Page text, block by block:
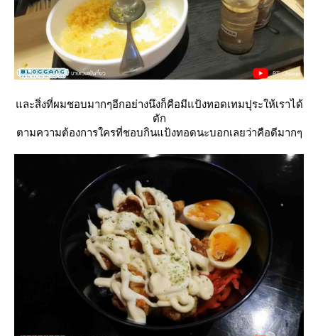
ละสิ่งที่ผมชอบมากๆอีกอย่างนึงก็คือมีแป้งทอดเทมปุระให้เราได้
ตัก
ตามความต้องการใครที่ชอบกินแป้งทอดนะบอกเลยว่าคือดีมากๆ